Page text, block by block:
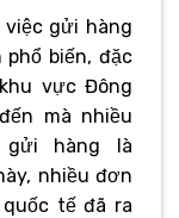
gửi hàng
biến, đặc
vực Đông
mà nhiều
gửi hàng là
nhiều đơn
tế đã ra